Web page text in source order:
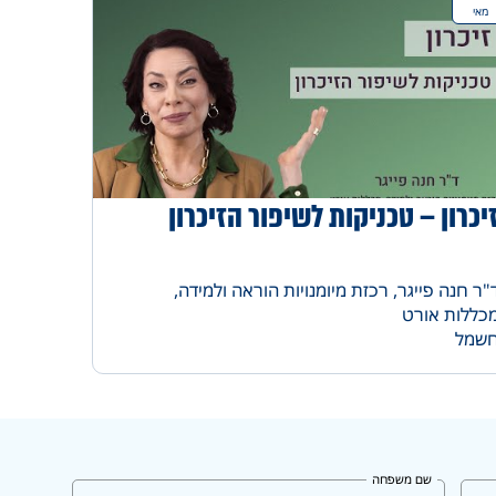
מאי
– טכניקות לשיפור הזיכרון
חנה פייגר, רכזת מיומנויות הוראה ולמידה,
אורט
שם משפחה